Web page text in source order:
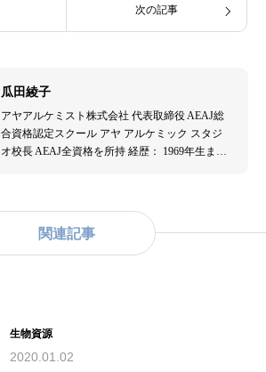
次の記事
瓜田綾子
アヤアルケミスト株式会社 代表取締役 AEAJ総
合資格認定スクール アヤ アルケミック スタジ
オ校長 AEAJ全資格を所持 経歴： 1969年生ま
アルケミスト株式会社を設立。アロマテラピー
の普及と教育に尽力。主な資格： - （公社）日
本アロマ環境協会認定アロマセラピスト - （公
ティックケアリング協会認定リンパドレナージ
マ環境協会総合資格認定校として承認 - 2016
関連記事
生物資源
2020.01.02